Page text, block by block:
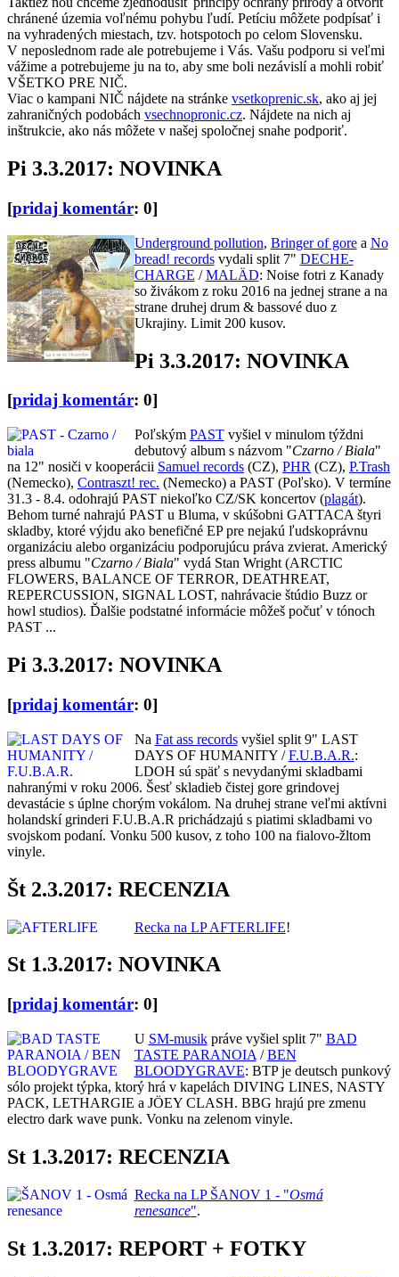
chránené územia voľnému pohybu ľudí. Petíciu môžete podpísať i
na vyhradených miestach, tzv. hotspotoch po celom Slovensku.
V neposlednom rade ale potrebujeme i Vás. Vašu podporu si veľmi
vážime a potrebujeme ju na to, aby sme boli nezávislí a mohli robiť
VŠETKO PRE NIČ.
Viac o kampani NIČ nájdete na stránke vsetkoprenic.sk, ako aj jej
zahraničných podobách vsechnopronic.cz. Nájdete na nich aj
inštrukcie, ako nás môžete v našej spoločnej snahe podporiť.
Pi 3.3.2017: NOVINKA
[pridaj komentár: 0]
Underground pollution, Bringer of gorea No
bread! recordsvydali split 7" DECHE-
CHARGE /MALÄD: Noise fotri z Kanady
so živákom z roku 2016 na jednej strane a na
strane druhej drum & bassové duo z
Ukrajiny. Limit 200 kusov.
Pi 3.3.2017: NOVINKA
[pridaj komentár: 0]
Poľským PASTvyšiel v minulom týždni
debutový album s názvom "Czarno / Biala"
na 12" nosiči v kooperácii Samuel records (CZ), PHR (CZ), P.Trash
(Nemecko), Contraszt! rec. (Nemecko) a PAST (Poľsko). V termíne
31.3 - 8.4. odohrajú PAST niekoľko CZ/SK koncertov (plagát).
Behom turné nahrajú PAST u Bluma, v skúšobni GATTACA štyri
skladby, ktoré výjdu ako benefičné EP pre nejakú ľudskoprávnu
organizáciu alebo organizáciu podporujúcu práva zvierat. Americký
press albumu "Czarno / Biala" vydá Stan Wright (ARCTIC
FLOWERS, BALANCE OF TERROR, DEATHREAT,
REPERCUSSION, SIGNAL LOST, nahrávacie štúdio Buzz or
howl studios). Ďalšie podstatné informácie môžeš počuť v tónoch
PAST ...
Pi 3.3.2017: NOVINKA
[pridaj komentár: 0]
Na Fat ass recordsvyšiel split 9" LAST
DAYS OF HUMANITY /F.U.B.A.R.:
LDOH sú späť s nevydanými skladbami
nahranými v roku 2006. Šesť skladieb čistej gore grindovej
devastácie s úplne chorým vokálom. Na druhej strane veľmi aktívni
holandskí grinderi F.U.B.A.R prichádzajú s piatimi skladbami vo
svojskom podaní. Vonku 500 kusov, z toho 100 na fialovo-žltom
vinyle.
Št 2.3.2017: RECENZIA
Recka na LP AFTERLIFE!
St 1.3.2017: NOVINKA
[pridaj komentár: 0]
U SM-musikpráve vyšiel split 7" BAD
TASTE PARANOIA /BEN
BLOODYGRAVE: BTP je deutsch punkový
sólo projekt týpka, ktorý hrá v kapelách DIVING LINES, NASTY
PACK, LETHARGIE a JÖEY CLASH. BBG hrajú pre zmenu
electro dark wave punk. Vonku na zelenom vinyle.
St 1.3.2017: RECENZIA
Recka na LP ŠANOV 1 - "Osmá
renesance".
St 1.3.2017: REPORT + FOTKY